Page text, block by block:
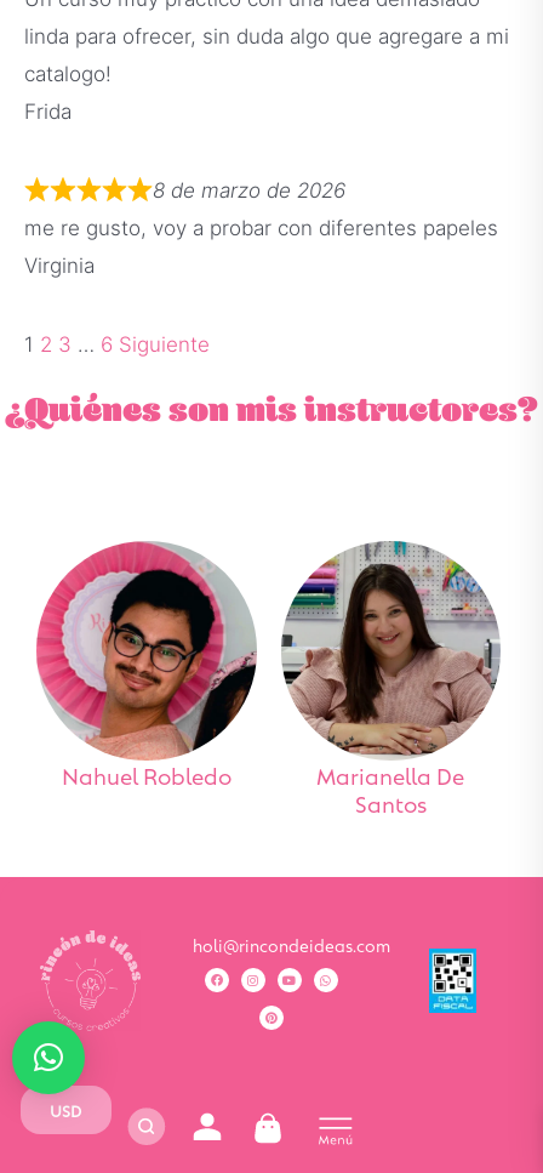
linda para ofrecer, sin duda algo que agregare a mi
catalogo!
Frida
8 de marzo de 2026
me re gusto, voy a probar con diferentes papeles
Virginia
1 2 3 … 6 Siguiente
¿Quiénes son mis instructores?
Nahuel Robledo
Marianella De
Santos
holi@rincondeideas.com
USD